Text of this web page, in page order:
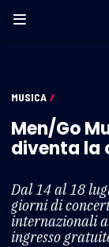
MUSICA /
Men/Go
diventa la
Dal 14 al 18
giorni di
internazionali
ingresso